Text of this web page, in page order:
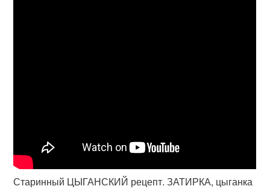
Старинный ЦЫГАНСКИЙ рецепт. ЗАТИРКА, цыганка